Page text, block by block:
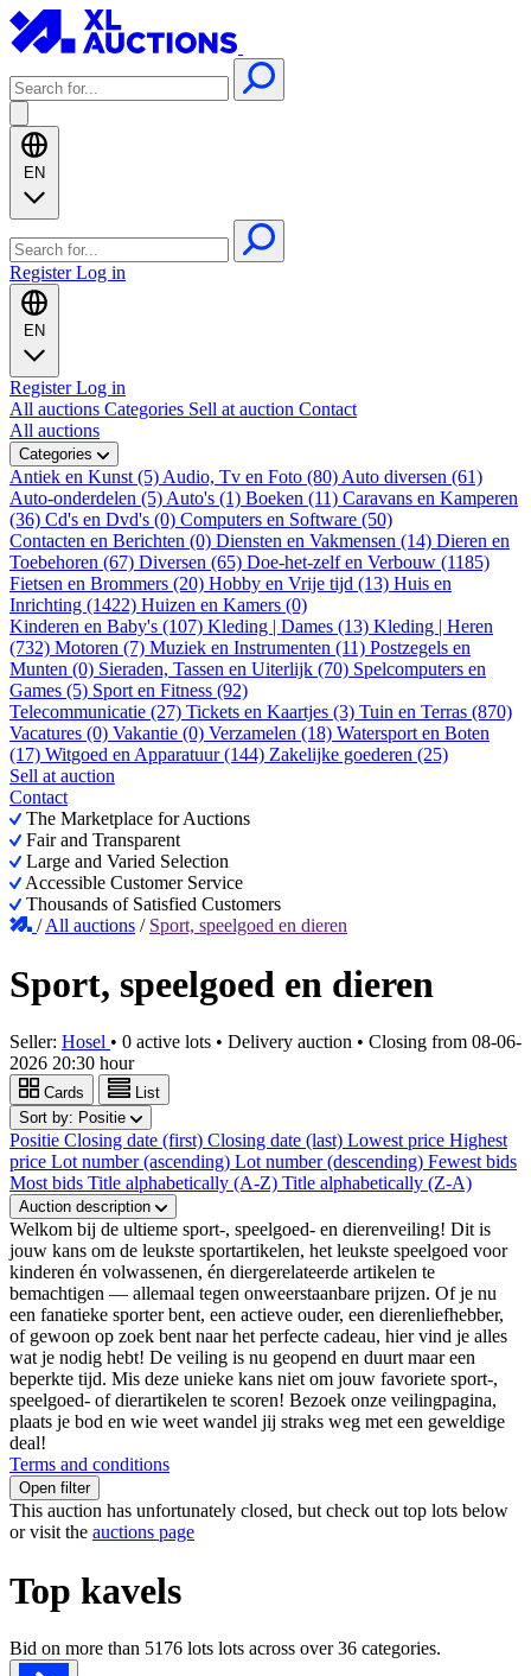
EN
RegisterLog in
EN
RegisterLog in
All auctions Categories Sell at auction Contact
All auctions
Categories
Antiek en Kunst (5) Audio, Tv en Foto (80) Auto diversen (61)
Auto-onderdelen (5) Auto's (1) Boeken (11) Caravans en Kamperen
(36) Cd's en Dvd's (0) Computers en Software (50)
Contacten en Berichten (0) Diensten en Vakmensen (14) Dieren en
Toebehoren (67) Diversen (65) Doe-het-zelf en Verbouw (1185)
Fietsen en Brommers (20) Hobby en Vrije tijd (13) Huis en
Inrichting (1422) Huizen en Kamers (0)
Kinderen en Baby's (107) Kleding | Dames (13) Kleding | Heren
(732) Motoren (7) Muziek en Instrumenten (11) Postzegels en
Munten (0) Sieraden, Tassen en Uiterlijk (70) Spelcomputers en
Games (5) Sport en Fitness (92)
Telecommunicatie (27) Tickets en Kaartjes (3) Tuin en Terras (870)
Vacatures (0) Vakantie (0) Verzamelen (18) Watersport en Boten
(17) Witgoed en Apparatuur (144) Zakelijke goederen (25)
Sell at auction
Contact
The Marketplace for Auctions
Fair and Transparent
Large and Varied Selection
Accessible Customer Service
Thousands of Satisfied Customers
/All auctions / Sport, speelgoed en dieren
Sport, speelgoed en dieren
Seller: Hosel • 0 active lots • Delivery auction • Closing from 08-06-
2026 20:30 hour
Cards
List
Sort by: Positie
Positie Closing date (first) Closing date (last) Lowest price Highest
price Lot number (ascending) Lot number (descending) Fewest bids
Most bids Title alphabetically (A-Z) Title alphabetically (Z-A)
Auction description
Welkom bij de ultieme sport-, speelgoed- en dierenveiling! Dit is
jouw kans om de leukste sportartikelen, het leukste speelgoed voor
kinderen én volwassenen, én diergerelateerde artikelen te
bemachtigen — allemaal tegen onweerstaanbare prijzen. Of je nu
een fanatieke sporter bent, een actieve ouder, een dierenliefhebber,
of gewoon op zoek bent naar het perfecte cadeau, hier vind je alles
wat je nodig hebt! De veiling is nu geopend en duurt maar een
beperkte tijd. Mis deze unieke kans niet om jouw favoriete sport-,
speelgoed- of dierartikelen te scoren! Bezoek onze veilingpagina,
plaats je bod en wie weet wandel jij straks weg met een geweldige
deal!
Terms and conditions
Open filter
This auction has unfortunately closed, but check out top lots below
or visit the auctions page
Top kavels
Bid on more than 5176 lots lots across over36 categories.